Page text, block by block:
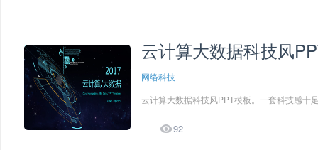
云计算大数据科技风
网络科技
云计算大数据科技风PPT模板。一套科技感十
92